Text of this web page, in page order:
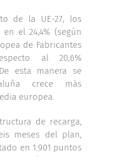
de la UE-27, los
el 24,4% (según
de Fabricantes
al 20,6%
esta manera se
crece más
europea.
de recarga,
meses del plan,
en 1.901 puntos